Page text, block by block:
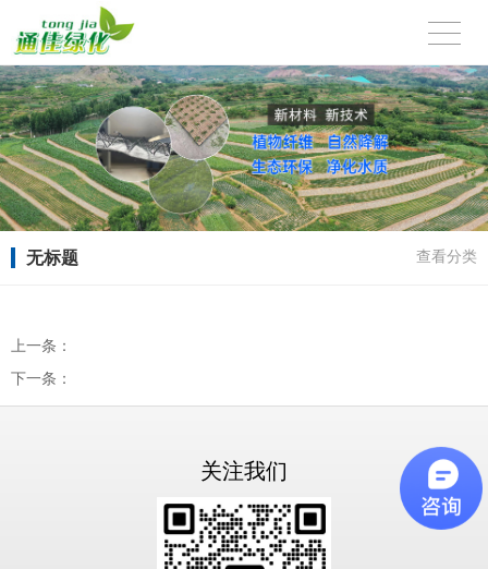
无标题 查看分类
上一条：
下一条：
关注我们